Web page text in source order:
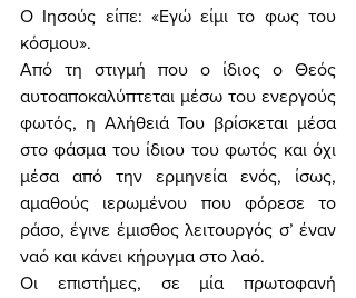
Ο Ιησούς είπε: «Εγώ είμι το φως του
κόσμου».
Από τη στιγμή που ο ίδιος ο Θεός
αυτοαποκαλύπτεται μέσω του ενεργούς
φωτός, η Αλήθειά Του βρίσκεται μέσα
στο φάσμα του ίδιου του φωτός και όχι
μέσα από την ερμηνεία ενός, ίσως,
αμαθούς ιερωμένου που φόρεσε το
ράσο, έγινε έμισθος λειτουργός σ’ έναν
ναό και κάνει κήρυγμα στο λαό.
Οι επιστήμες, σε μία πρωτοφανή